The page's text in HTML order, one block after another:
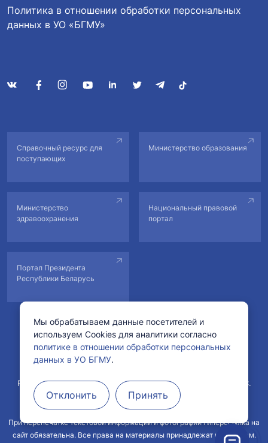
Политика в отношении обработки персональных
данных в УО «БГМУ»
Справочный ресурс для
поступающих
Министерство образования
Министерство
здравоохранения
Национальный правовой
портал
Портал Президента
Республики Беларусь
© Учреждение образования «Белорусский государственный
медицинский университет».
Рег. свидетельство №1760800571 от 29.04.2008 в ГРИРиИС.
При перепечатке текстовой информации и фотографий гиперссылка на
сайт обязательна. Все права на материалы принадлежат их авторам.
Мы обрабатываем данные посетителей и
используем Cookies для аналитики согласно
политике в отношении обработки персональных
данных в УО БГМУ.
Отклонить Принять